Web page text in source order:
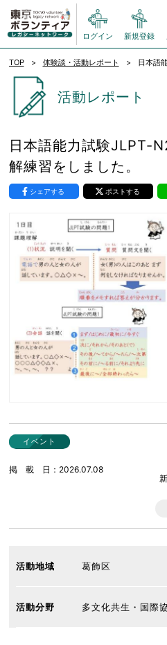
ログイン 新規登録
TOP 体験談・活動レポート 日本語
活動レポート
日本語能力試験JLPT-
解練習をしました。
シェアする ポストする
イベント
掲載日
2026.07.08
活動地域 葛飾区
活動分野 多文化共生・国際